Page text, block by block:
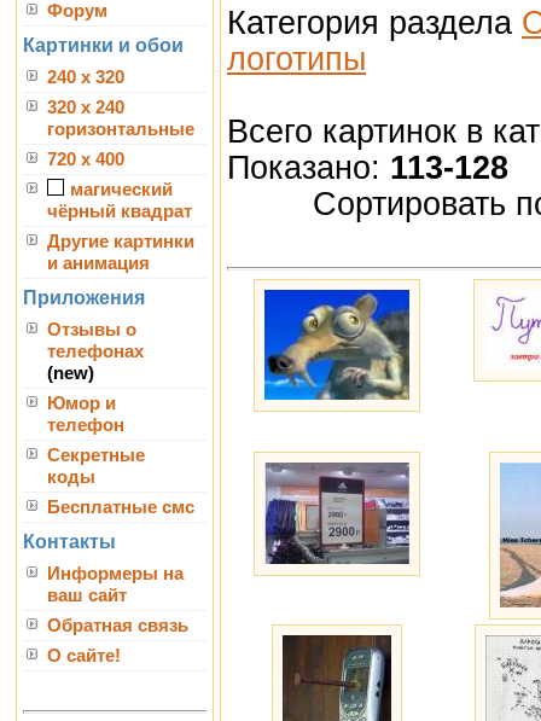
Форум
Картинки и обои
240 x 320
320 x 240
горизонтальные
720 x 400
магический
чёрный квадрат
Другие картинки
и анимация
Приложения
Отзывы о
телефонах
(new)
Юмор и
телефон
Секретные
коды
Бесплатные смс
Контакты
Информеры на
ваш сайт
Обратная связь
О сайте!
Категория раздела
логотипы
Всего картинок в
Показано: 113-128
Сортировать